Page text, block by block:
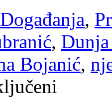
Događanja,
,
Bojanić,